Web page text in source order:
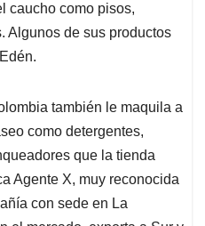
caucho como pisos,
Algunos de sus productos
también le maquila a
como detergentes,
que la tienda
Agente X, muy reconocida
con sede en La